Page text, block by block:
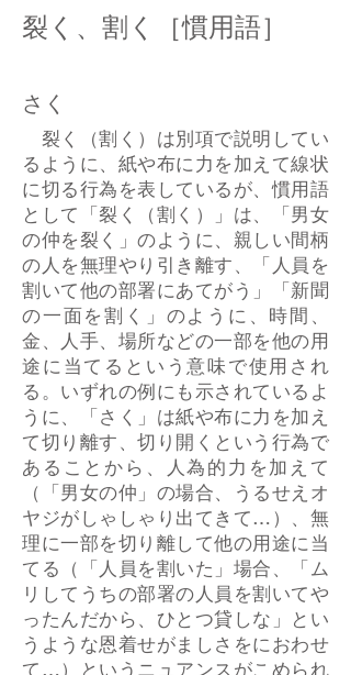
裂く、割く［慣用語］
さく
裂く（割く）は別項で説明してい
るように、紙や布に力を加えて線状
に切る行為を表しているが、慣用語
として「裂く（割く）」は、「男女
の仲を裂く」のように、親しい間柄
の人を無理やり引き離す、「人員を
割いて他の部署にあてがう」「新聞
の一面を割く」のように、時間、
金、人手、場所などの一部を他の用
途に当てるという意味で使用され
る。いずれの例にも示されているよ
うに、「さく」は紙や布に力を加え
て切り離す、切り開くという行為で
あることから、人為的力を加えて
（「男女の仲」の場合、うるせえオ
ヤジがしゃしゃり出てきて…）、無
理に一部を切り離して他の用途に当
てる（「人員を割いた」場合、「ム
リしてうちの部署の人員を割いてや
ったんだから、ひとつ貸しな」とい
うような恩着せがましさをにおわせ